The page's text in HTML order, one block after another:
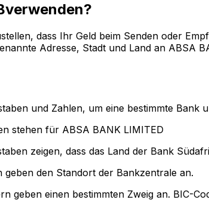
dass Ihr Geld beim Senden oder
Adresse, Stadt und Land an ABSA
und Zahlen, um eine bestimmte Bank
stehen für ABSA BANK LIMITED
zeigen, dass das Land der Bank
geben den Standort der Bankzentrale an.
geben einen bestimmten Zweig an. BIC-